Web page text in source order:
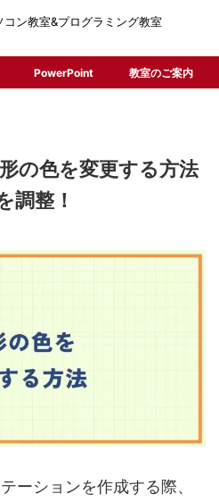
コン教室&プログラミング教室
PowerPoint 教室のご案内
の色を変更する方法
調整！
ーションを作成する際、